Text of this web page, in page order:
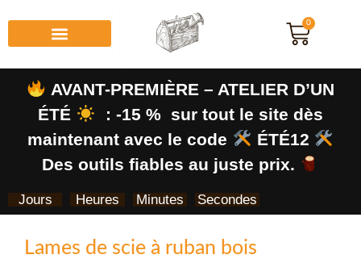
0
AVANT-PREMIÈRE – ATELIER D’UN
ÉTÉ
: -15 % sur tout le site dès
maintenant avec le code
ÉTÉ12
Des outils fiables au juste prix.
Jours Heures Minutes Secondes
Lames de scie à ruban bois